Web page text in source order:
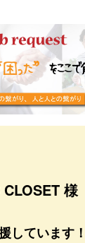
様
しています！